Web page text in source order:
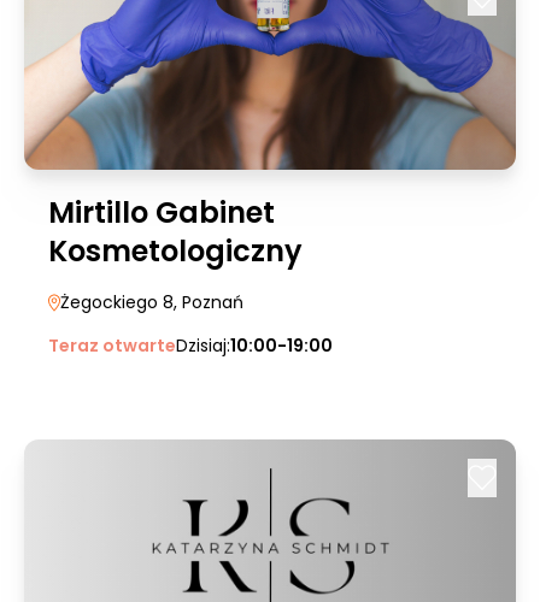
Mirtillo Gabinet
Kosmetologiczny
Żegockiego 8, Poznań
Teraz otwarteDzisiaj:10:00-19:00